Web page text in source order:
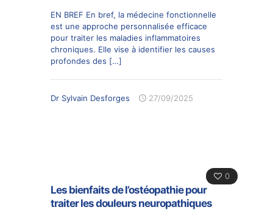
EN BREF En bref, la médecine fonctionnelle
est une approche personnalisée efficace
pour traiter les maladies inflammatoires
chroniques. Elle vise à identifier les causes
profondes des […]
Dr Sylvain Desforges 27/09/2025
0
Les bienfaits de l’ostéopathie pour
traiter les douleurs neuropathiques